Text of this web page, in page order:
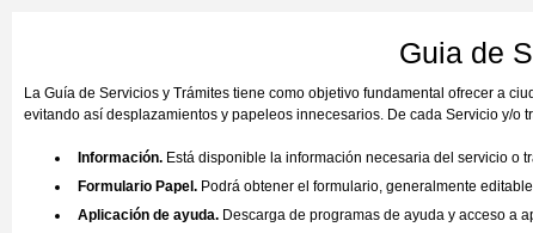
Guia de
La Guía de Servicios y Trámites tiene como objetivo fundamental ofrecer a
evitando así desplazamientos y papeleos innecesarios. De cada Servicio y/o
Información. Está disponible la información necesaria del servicio o
Formulario Papel. Podrá obtener el formulario, generalmente
Aplicación de ayuda. Descarga de programas de ayuda y acceso a